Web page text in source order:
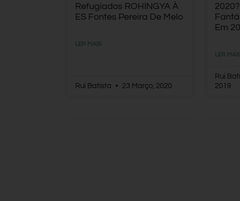
Refugiados ROHINGYA À
ES Fontes Pereira De Melo
LER MAIS
Rui Batista 23 Março, 2020
Em
LER
Rui
2019